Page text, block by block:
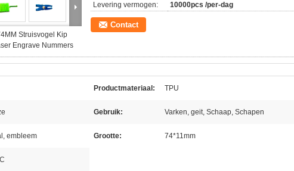
Struisvogel Kip
Engrave Nummers
Levering vermogen:
10000pcs /per-dag
Contact
Productmateriaal: TPU
Gebruik: Varken, geit, Schaap, Schapen
embleem Grootte: 74*11mm